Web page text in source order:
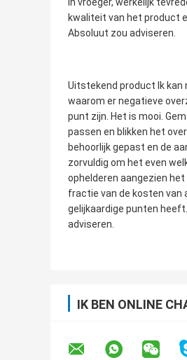
in vroeger, werkelijk
kwaliteit van het product
Absoluut zou adviseren.
Uitstekend product Ik kan
waarom er negatieve
punt zijn. Het is mooi.
passen en blikken het
behoorlijk gepast en de
zorvuldig om het even
ophelderen aangezien het
fractie van de kosten van
gelijkaardige punten
adviseren.
IK BEN ONLINE